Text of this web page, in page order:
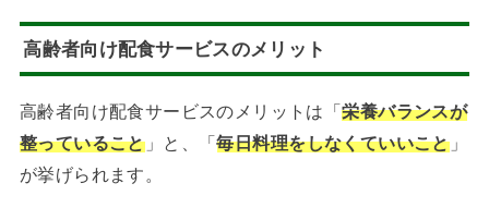
高齢者向け配食サービスのメリット
高齢者向け配食サービスのメリットは「栄養バランスが
整っていること」と、「毎日料理をしなくていいこと」
が挙げられます。